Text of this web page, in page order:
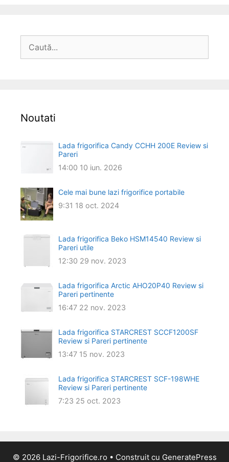
după:
Noutati
Lada frigorifica Candy CCHH 200E Review si
Pareri
14:00 10 iun. 2026
Cele mai bune lazi frigorifice portabile
9:31 18 oct. 2024
Lada frigorifica Beko HSM14540 Review si
Pareri utile
12:30 29 nov. 2023
Lada frigorifica Arctic AHO20P40 Review si
Pareri pertinente
16:47 22 nov. 2023
Lada frigorifica STARCREST SCCF1200SF
Review si Pareri pertinente
13:47 15 nov. 2023
Lada frigorifica STARCREST SCF-198WHE
Review si Pareri pertinente
7:23 25 oct. 2023
© 2026 Lazi-Frigorifice.ro • Construit cu GeneratePress